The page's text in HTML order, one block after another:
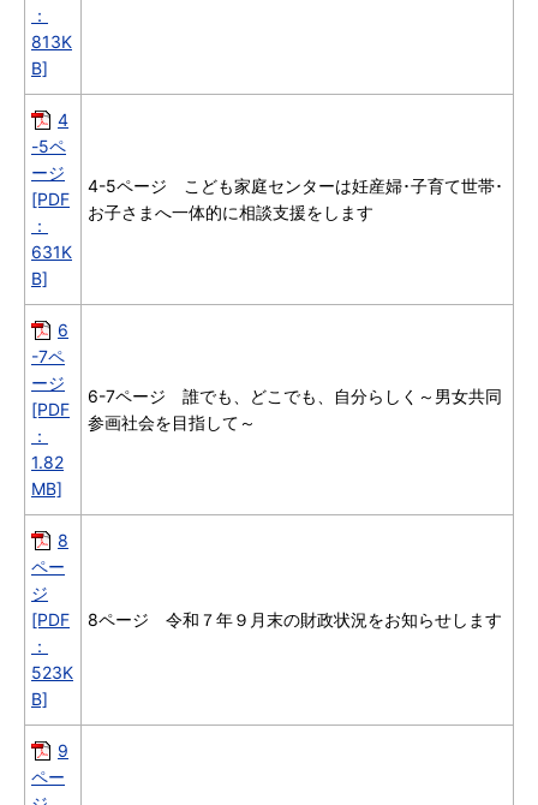
：
813K
B]
4
-5ペ
ージ
[PDF
：
631K
B]
4-5ページ こども家庭センターは妊産婦･子育て世帯･
お子さまへ一体的に相談支援をします
6
-7ペ
ージ
[PDF
：
1.82
MB]
6-7ページ 誰でも、どこでも、自分らしく～男女共同
参画社会を目指して～
8
ペー
ジ
[PDF
：
523K
B]
8ページ 令和７年９月末の財政状況をお知らせします
9
ペー